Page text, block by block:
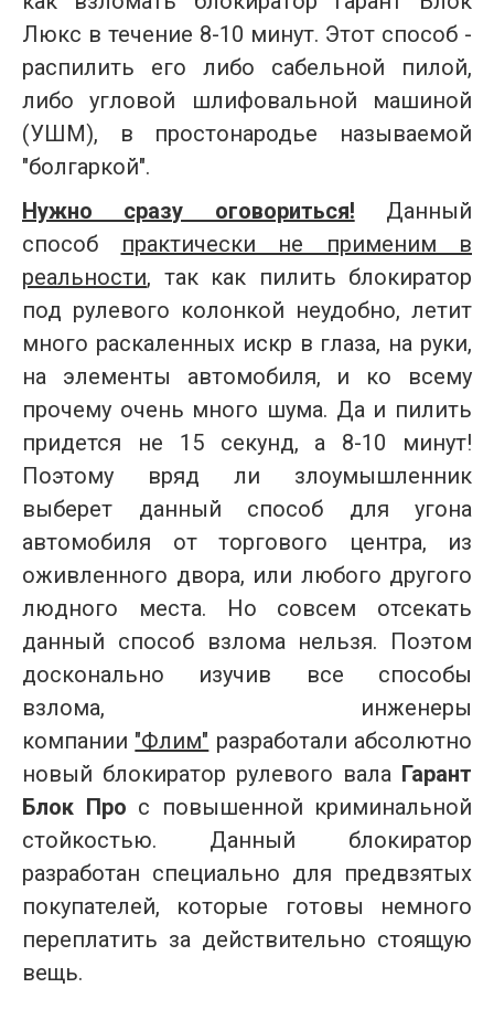
Люкс в течение 8-10 минут. Этот способ -
распилить его либо сабельной пилой,
либо угловой шлифовальной машиной
(УШМ), в простонародье называемой
"болгаркой".
Нужно сразу оговориться!
Данный
способ
практически не применим в
реальности, так как пилить блокиратор
под рулевого колонкой неудобно, летит
много раскаленных искр в глаза, на руки,
на элементы автомобиля, и ко всему
прочему очень много шума. Да и пилить
придется не 15 секунд, а 8-10 минут!
Поэтому вряд ли злоумышленник
выберет данный способ для угона
автомобиля от торгового центра, из
оживленного двора, или любого другого
людного места. Но совсем отсекать
данный способ взлома нельзя. Поэтом
досконально изучив все способы
взлома, инженеры
компании "Флим" разработали абсолютно
новый блокиратор рулевого вала Гарант
Блок Про с повышенной криминальной
стойкостью. Данный блокиратор
разработан специально для предвзятых
покупателей, которые готовы немного
переплатить за действительно стоящую
вещь.